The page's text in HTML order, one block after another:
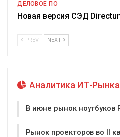
ДЕЛОВОЕ ПО
Новая версия СЭД
PREV NEXT
Аналитика ИТ-Рынка
В июне рынок ноутбуков
Рынок проекторов во II